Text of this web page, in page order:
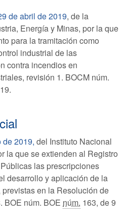
de abril de 2019, de la
Energía y Minas, por la que
para la tramitación como
industrial de las
contra incendios en
revisión 1. BOCM núm.
2019, del Instituto Nacional
la que se extienden al Registro
las prescripciones
desarrollo y aplicación de la
en la Resolución de
BOE núm. BOE núm. 163, de 9